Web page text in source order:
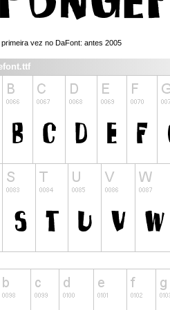
primeira vez no DaFont: antes 2005